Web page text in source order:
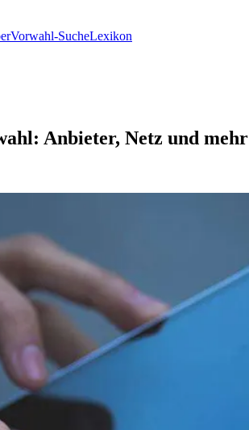
Vorwahl-SucheLexikon
Anbieter, Netz und mehr